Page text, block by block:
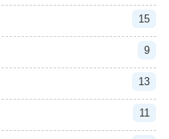
15
9
13
11